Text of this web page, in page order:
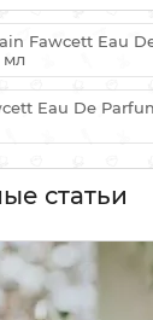
Fawcett Eau
мл
Eau De
статьи